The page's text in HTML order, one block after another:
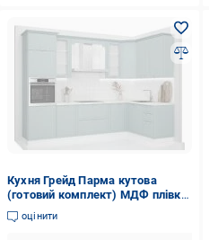
Кухня Грейд Парма кутова
(готовий комплект) МДФ плівка
291,1 см ×161аква/білий
оцінити